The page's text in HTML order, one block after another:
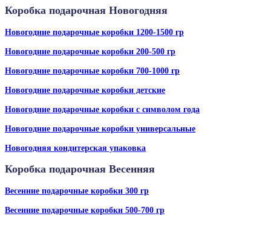
Коробка подарочная Новогодняя
Новогодние подарочные коробки 1200-1500 гр
Новогодние подарочные коробки 200-500 гр
Новогодние подарочные коробки 700-1000 гр
Новогодние подарочные коробки детские
Новогодние подарочные коробки с символом года
Новогодние подарочные коробки универсальные
Новогодняя кондитерская упаковка
Коробка подарочная Весенняя
Весенние подарочные коробки 300 гр
Весенние подарочные коробки 500-700 гр